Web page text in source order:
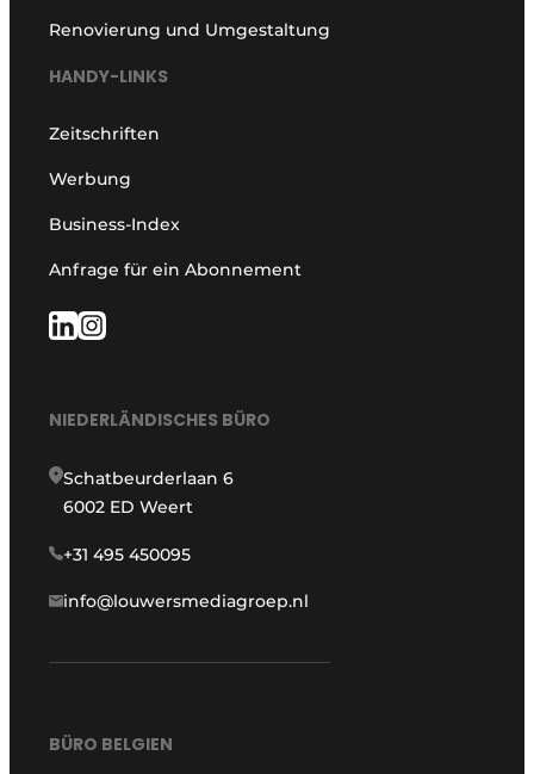
Renovierung und Umgestaltung
HANDY-LINKS
Zeitschriften
Werbung
Business-Index
Anfrage für ein Abonnement
NIEDERLÄNDISCHES BÜRO
Schatbeurderlaan 6
6002 ED Weert
+31 495 450095
info@louwersmediagroep.nl
BÜRO BELGIEN